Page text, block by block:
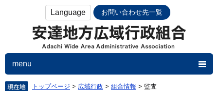
Language お問い合わせ先一覧
menu
トップページ > 広域行政 > 組合情報 > 監査